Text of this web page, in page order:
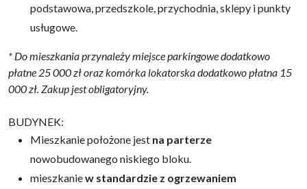
podstawowa, przedszkole, przychodnia, sklepy i punkty
usługowe.
* Do mieszkania przynależy miejsce parkingowe dodatkowo
płatne 25 000 zł oraz komórka lokatorska dodatkowo płatna 15
000 zł. Zakup jest obligatoryjny.
BUDYNEK:
Mieszkanie położone jest na parterze
nowobudowanego niskiego bloku.
mieszkaniew standardzie z ogrzewaniem